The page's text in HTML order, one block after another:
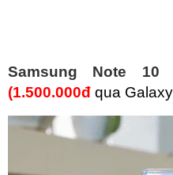
Samsung Note
(1.500.000đ qua